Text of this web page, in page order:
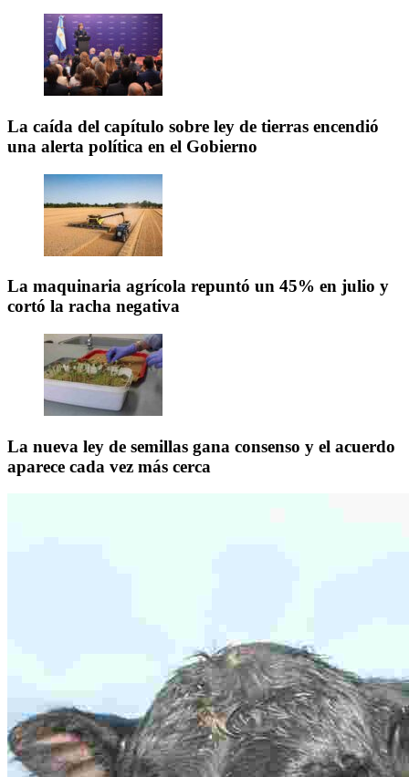
La caída del capítulo sobre ley de tierras encendió
una alerta política en el Gobierno
La maquinaria agrícola repuntó un 45% en julio y
cortó la racha negativa
La nueva ley de semillas gana consenso y el acuerdo
aparece cada vez más cerca